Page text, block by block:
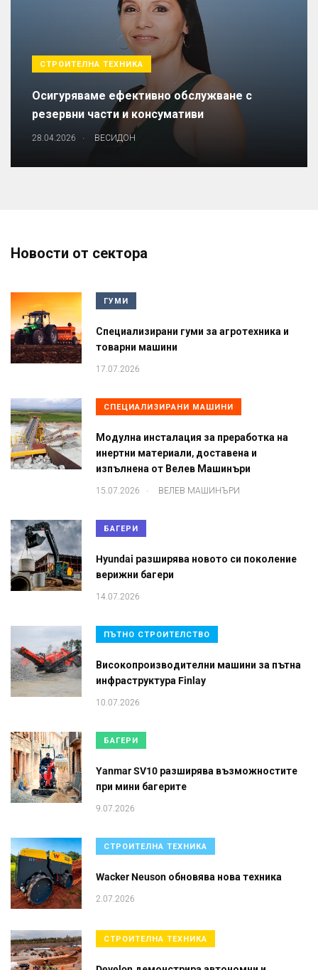
СТРОИТЕЛНА ТЕХНИКА
Осигуряваме ефективно обслужване с
резервни части и консумативи
28.04.2026 . ВЕСИДОН
Новости от сектора
ГУМИ
Специализирани гуми за агротехника и
товарни машини
17.07.2026
СПЕЦИАЛИЗИРАНИ МАШИНИ
Модулна инсталация за преработка на
инертни материали, доставена и
изпълнена от Велев Машинъри
15.07.2026 . ВЕЛЕВ МАШИНЪРИ
БАГЕРИ
Hyundai разширява новото си поколение
верижни багери
14.07.2026
ПЪТНО СТРОИТЕЛСТВО
Високопроизводителни машини за пътна
инфраструктура Finlay
10.07.2026
БАГЕРИ
Yanmar SV10 разширява възможностите
при мини багерите
9.07.2026
СТРОИТЕЛНА ТЕХНИКА
Wacker Neuson обновява нова техника
2.07.2026
СТРОИТЕЛНА ТЕХНИКА